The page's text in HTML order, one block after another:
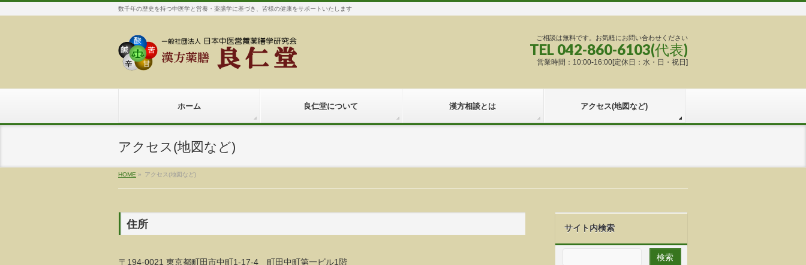
数千年の歴史を持つ中医学と営養・薬膳学に基づき、皆様の健康をサポートいたします
ご相談は無料です。お気軽にお問い合わせください
TEL 042-860-6103(代表)
営業時間：10:00-16:00[定休日：水・日・祝日]
ホーム 良仁堂について 漢方相談とは アクセス(地図など)
アクセス(地図など)
HOME » アクセス(地図など)
住所
〒194-0021 東京都町田市中町1-17-4 町田中町第一ビル1階
サイト内検索